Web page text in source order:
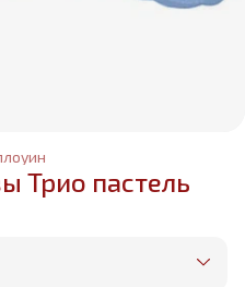
›
Трио пастель